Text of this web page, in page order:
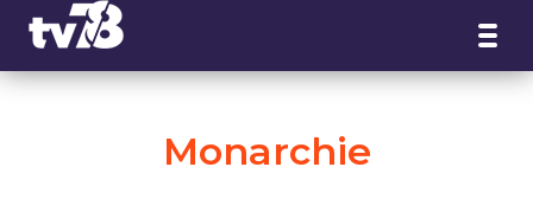
Monarchie
Panneau de gestion des cookies